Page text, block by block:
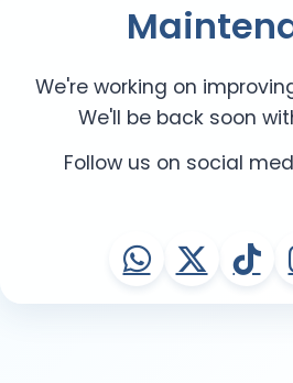
We're working on
We'll be back soon
Follow us on social